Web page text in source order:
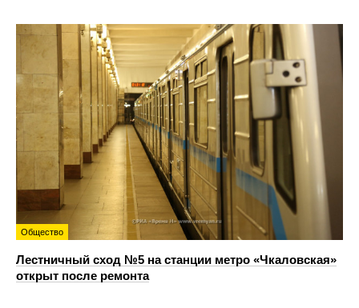
Общество
Лестничный сход №5 на станции метро «Чкаловская»
открыт после ремонта